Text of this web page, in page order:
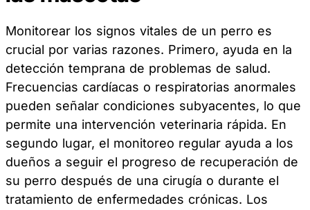
Monitorear los signos vitales de un perro es
crucial por varias razones. Primero, ayuda en la
detección temprana de problemas de salud.
Frecuencias cardíacas o respiratorias anormales
pueden señalar condiciones subyacentes, lo que
permite una intervención veterinaria rápida. En
segundo lugar, el monitoreo regular ayuda a los
dueños a seguir el progreso de recuperación de
su perro después de una cirugía o durante el
tratamiento de enfermedades crónicas. Los